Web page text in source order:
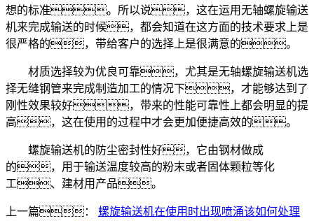
想的标准。所以说，这在运用无轴螺旋输送
机来完成输送的时候，都会知道在这方面的技术要求上是
很严格的，带给客户的选择上是很满意的。
材质选择较为优良可靠，尤其是无轴螺旋输送机选
择无缝钢管来完成制造加工的情况下，才能够达到了
刚性效果较好，带来的性能可靠性上都会明显的提
高，这在使用的过程中才会更加便捷高效的。
螺旋输送机的防尘密封性好，它由钢材做成
的，用于输送温度较高的粉末或者固体颗粒等化
工、建材用产品。
上一篇： 螺旋输送机在使用时出现喷涌该如何处理